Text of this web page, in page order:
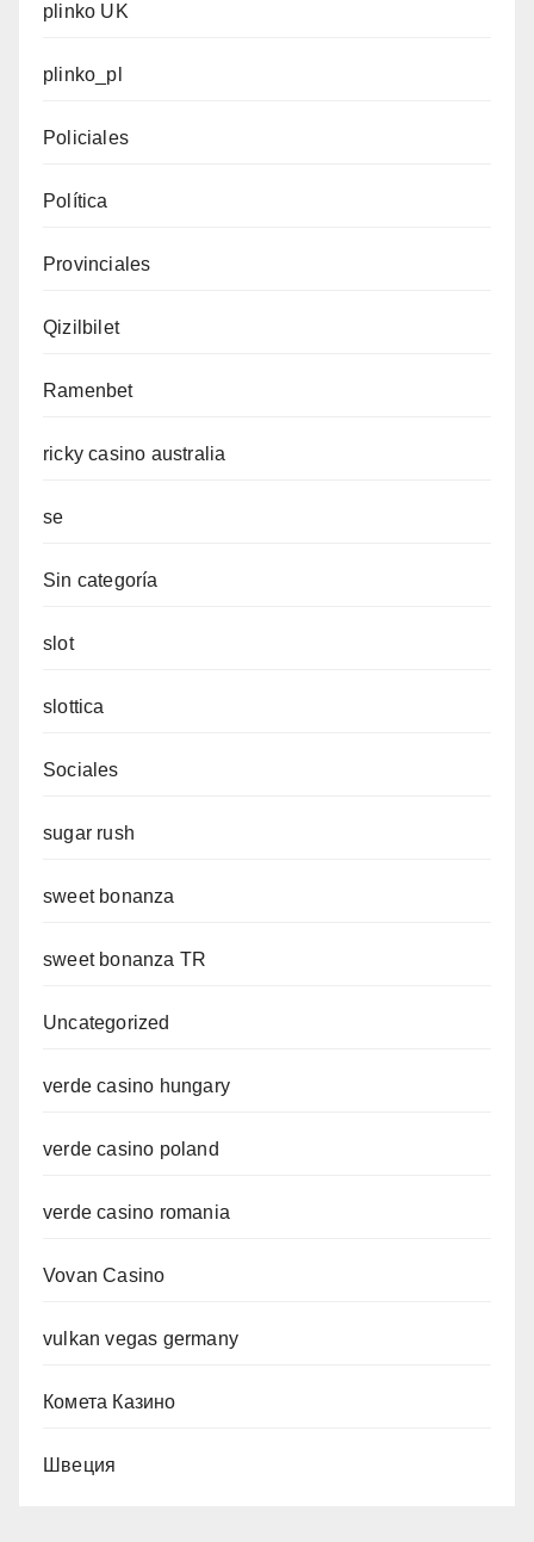
plinko UK
plinko_pl
Policiales
Política
Provinciales
Qizilbilet
Ramenbet
ricky casino australia
se
Sin categoría
slot
slottica
Sociales
sugar rush
sweet bonanza
sweet bonanza TR
Uncategorized
verde casino hungary
verde casino poland
verde casino romania
Vovan Casino
vulkan vegas germany
Комета Казино
Швеция